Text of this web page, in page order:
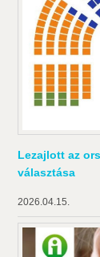
Lezajlott az
választása
2026.04.15.